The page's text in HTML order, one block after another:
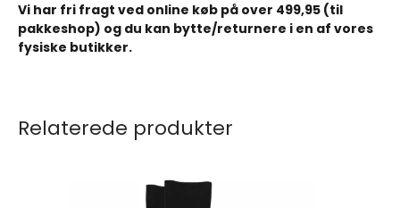
Vi har fri fragt ved online køb på over 499,95 (til
pakkeshop) og du kan bytte/returnere i en af vores
fysiske butikker.
Relaterede produkter